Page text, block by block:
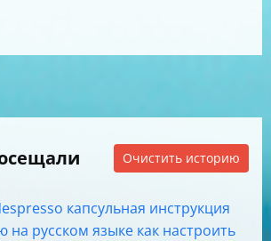
Очистить историю
капсульная инструкция
русском языке как настроить